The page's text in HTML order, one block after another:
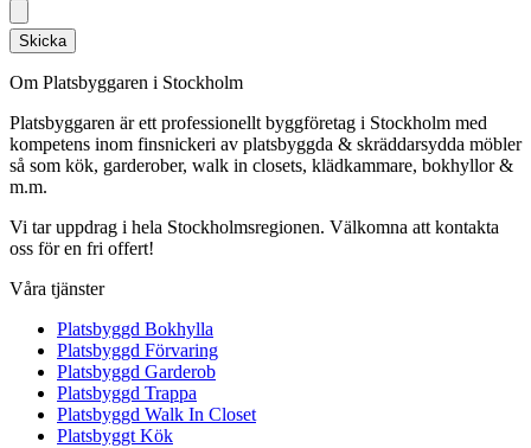
Skicka
Om Platsbyggaren i Stockholm
Platsbyggaren är ett professionellt byggföretag i Stockholm med
kompetens inom finsnickeri av platsbyggda & skräddarsydda möbler
så som kök, garderober, walk in closets, klädkammare, bokhyllor &
m.m.
Vi tar uppdrag i hela Stockholmsregionen. Välkomna att kontakta
oss för en fri offert!
Våra tjänster
Platsbyggd Bokhylla
Platsbyggd Förvaring
Platsbyggd Garderob
Platsbyggd Trappa
Platsbyggd Walk In Closet
Platsbyggt Kök